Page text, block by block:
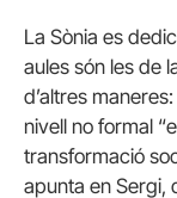
La Sònia es
aules són les de
d’altres
nivell no formal
transformació
apunta en Sergi,